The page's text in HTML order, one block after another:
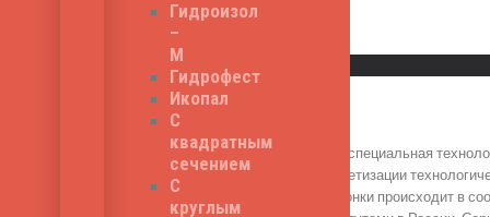
Гидроизол
–
М
Гидрофест
Икопал
С
квадратным
сечением
С
круглым
Быстрый просмотр
Полифлекс АР 320 - специальная
гидроизоляции и герметизации
Применение гидрошпонки происходит в